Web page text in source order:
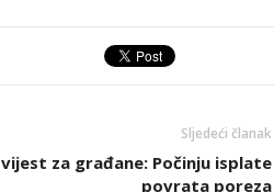
Sljedeći članak
za građane: Počinju isplate
povrata poreza